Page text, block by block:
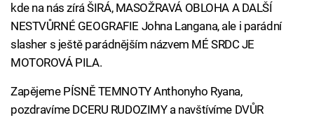
kde na nás zírá ŠIRÁ, MASOŽRAVÁ OBLOHA A DALŠÍ
NESTVŮRNÉ GEOGRAFIE Johna Langana, ale i parádní
slasher s ještě parádnějším názvem MÉ SRDC JE
MOTOROVÁ PILA.
Zapějeme PÍSNĚ TEMNOTY Anthonyho Ryana,
pozdravíme DCERU RUDOZIMY a navštívíme DVŮR